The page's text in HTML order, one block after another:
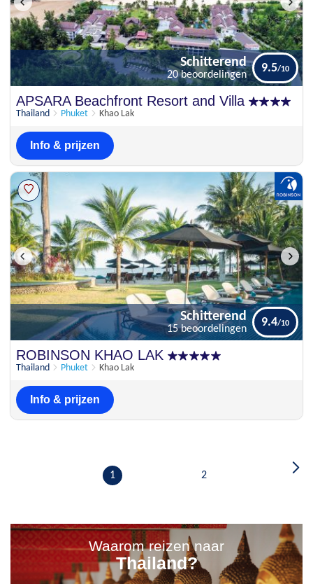
Schitterend 9.5
APSARA Beachfront Resort and Villa
Thailand Phuket Khao Lak
Schitterend
20 beoordelingen
9.5
Info & prijzen
Schitterend
ROBINSON KHAO LAK
Thailand Phuket Khao Lak
Schitterend
15 beoordelingen
9.4
Info & prijzen
1 2
Waarom reizen naar
Thailand?